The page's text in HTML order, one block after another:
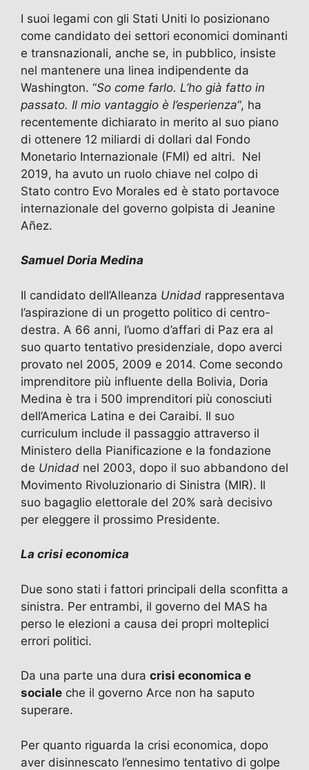
I suoi legami con gli Stati Uniti lo posizionano
come candidato dei settori economici dominanti
e transnazionali, anche se, in pubblico, insiste
nel mantenere una linea indipendente da
Washington. “So come farlo. L’ho già fatto in
passato. Il mio vantaggio è l’esperienza“, ha
recentemente dichiarato in merito al suo piano
di ottenere 12 miliardi di dollari dal Fondo
Monetario Internazionale (FMI) ed altri. Nel
2019, ha avuto un ruolo chiave nel colpo di
Stato contro Evo Morales ed è stato portavoce
internazionale del governo golpista di Jeanine
Añez.
Samuel Doria Medina
Il candidato dell’Alleanza Unidad rappresentava
l’aspirazione di un progetto politico di centro-
destra. A 66 anni, l’uomo d’affari di Paz era al
suo quarto tentativo presidenziale, dopo averci
provato nel 2005, 2009 e 2014. Come secondo
imprenditore più influente della Bolivia, Doria
Medina è tra i 500 imprenditori più conosciuti
dell’America Latina e dei Caraibi. Il suo
curriculum include il passaggio attraverso il
Ministero della Pianificazione e la fondazione
de Unidad nel 2003, dopo il suo abbandono del
Movimento Rivoluzionario di Sinistra (MIR). Il
suo bagaglio elettorale del 20% sarà decisivo
per eleggere il prossimo Presidente.
La crisi economica
Due sono stati i fattori principali della sconfitta a
sinistra. Per entrambi, il governo del MAS ha
perso le elezioni a causa dei propri molteplici
errori politici.
Da una parte una dura crisi economica e
sociale che il governo Arce non ha saputo
superare.
Per quanto riguarda la crisi economica, dopo
aver disinnescato l’ennesimo tentativo di golpe